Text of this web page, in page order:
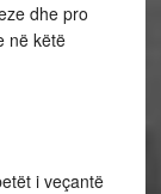
dhe pro
në këtë
i veçantë